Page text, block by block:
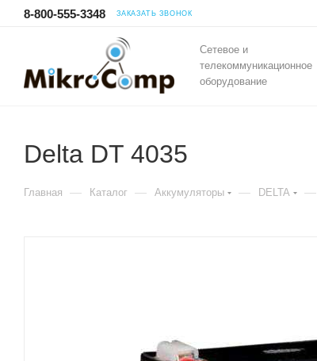
8-800-555-3348 ЗАКАЗАТЬ ЗВОНОК
Сетевое и
телекоммуникационное
оборудование
Delta DT 4035
Главная — Каталог — Аккумуляторы — DELTA —